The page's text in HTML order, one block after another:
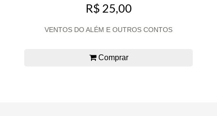
R$ 25,00
VENTOS DO ALÉM E OUTROS CONTOS
Comprar